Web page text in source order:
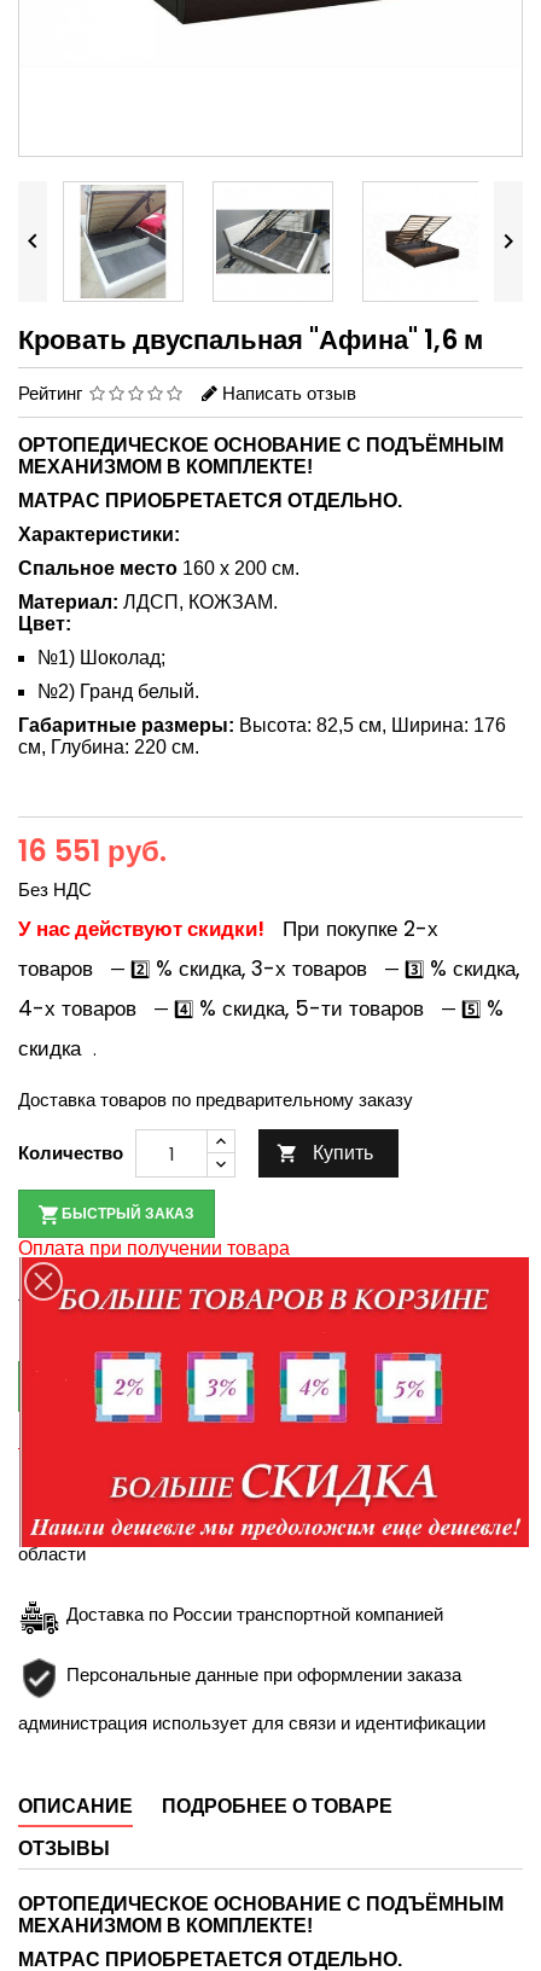
 
Кровать двуспальная "Афина" 1,6 м
Рейтинг Написать отзыв
ОРТОПЕДИЧЕСКОЕ ОСНОВАНИЕ С ПОДЪЁМНЫМ
МЕХАНИЗМОМ В КОМПЛЕКТЕ!
МАТРАС ПРИОБРЕТАЕТСЯ ОТДЕЛЬНО.
Характеристики:
Спальное место 160 х 200 см.
Материал: ЛДСП, КОЖЗАМ.
Цвет:
№1) Шоколад;
№2) Гранд белый.
Габаритные размеры: Высота: 82,5 см, Ширина: 176
см, Глубина: 220 см.
16 551 руб.
Без НДС
У нас действуют скидки!
При покупке 2-х
товаров
— 2️⃣ % скидка, 3-х товаров — 3️⃣ % скидка,
4-х товаров
— 4️⃣ % скидка, 5-ти товаров — 5️⃣ %
скидка .
Доставка товаров по предварительному заказу
Количество  Купить
БЫСТРЫЙ ЗАКАЗ
Оплата при получении товара
По наличию товара уточняйте у менеджеров по
телефонам:+7-952-430-35-98
 КУПИТЬ В КРЕДИТ
Доставка в пределах Белгорода и Белгородской
области
Доставка по России транспортной компанией
Персональные данные при оформлении заказа
администрация использует для связи и идентификации
ОПИСАНИЕ
ПОДРОБНЕЕ О ТОВАРЕ
ОТЗЫВЫ
ОРТОПЕДИЧЕСКОЕ ОСНОВАНИЕ С ПОДЪЁМНЫМ
МЕХАНИЗМОМ В КОМПЛЕКТЕ!
МАТРАС ПРИОБРЕТАЕТСЯ ОТДЕЛЬНО.